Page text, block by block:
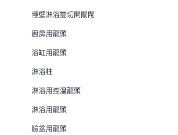
埋壁淋浴雙切開關閥
廚房用龍頭
浴缸用龍頭
淋浴柱
淋浴用控溫龍頭
淋浴用龍頭
臉盆用龍頭